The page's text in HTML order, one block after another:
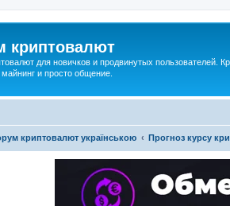
криптовалют
для новичков и продвинутых пользователей.
и просто общение.
криптовалют українською Прогноз курсу